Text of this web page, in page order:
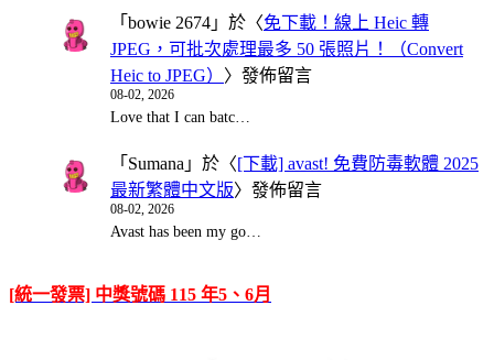
「 bowie 2674 」於〈免下載！線上 Heic 轉
JPEG，可批次處理最多 50 張照片！（Convert
Heic to JPEG） 〉發佈留言
08-02, 2026
Love that I can batc…
「 Sumana 」於〈[下載] avast! 免費防毒軟體 2025
最新繁體中文版〉發佈留言
08-02, 2026
Avast has been my go…
[統一發票] 中獎號碼 115 年5、6月